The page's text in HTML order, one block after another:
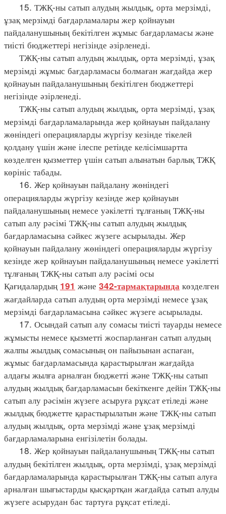
15. ТЖҚ-ны сатып алудың жылдық, орта мерзімді,
ұзақ мерзімді бағдарламалары жер қойнауын
пайдаланушының бекітілген жұмыс бағдарламасы және
тиісті бюджеттері негізінде әзірленеді.
ТЖҚ-ны сатып алудың жылдық, орта мерзімді, ұзақ
мерзімді жұмыс бағдарламасы болмаған жағдайда жер
қойнауын пайдаланушының бекітілген бюджеттері
негізінде әзірленеді.
ТЖҚ-ны сатып алудың жылдық, орта мерзімді, ұзақ
мерзімді бағдарламаларында жер қойнауын пайдалану
жөніндегі операцияларды жүргізу кезінде тікелей
қолдану үшін және ілеспе ретінде келісімшартта
көзделген қызметтер үшін сатып алынатын барлық ТЖҚ
көрініс табады.
16. Жер қойнауын пайдалану жөніндегі
операцияларды жүргізу кезінде жер қойнауын
пайдаланушының немесе уәкілетті тұлғаның ТЖҚ-ны
сатып алу рәсімі ТЖҚ-ны сатып алудың жылдық
бағдарламасына сәйкес жүзеге асырылады. Жер
қойнауын пайдалану жөніндегі операцияларды жүргізу
кезінде жер қойнауын пайдаланушының немесе уәкілетті
тұлғаның ТЖҚ-ны сатып алу рәсімі осы
Қағидалардың 191 және 342-тармақтарында көзделген
жағдайларда сатып алудың орта мерзімді немесе ұзақ
мерзімді бағдарламасына сәйкес жүзеге асырылады.
17. Осындай сатып алу сомасы тиісті тауарды немесе
жұмысты немесе қызметті жоспарланған сатып алудың
жалпы жылдық сомасының он пайызынан аспаған,
жұмыс бағдарламасында қарастырылған жағдайда
алдағы жылға арналған бюджетті және ТЖҚ-ны сатып
алудың жылдық бағдарламасын бекіткенге дейін ТЖҚ-ны
сатып алу рәсімін жүзеге асыруға рұқсат етіледі және
жылдық бюджетте қарастырылатын және ТЖҚ-ны сатып
алудың жылдық, орта мерзімді және ұзақ мерзімді
бағдарламаларына енгізілетін болады.
18. Жер қойнауын пайдаланушының ТЖҚ-ны сатып
алудың бекітілген жылдық, орта мерзімді, ұзақ мерзімді
бағдарламаларында қарастырылған ТЖҚ-ны сатып алуға
арналған шығыстарды қысқартқан жағдайда сатып алуды
жүзеге асырудан бас тартуға рұқсат етіледі.